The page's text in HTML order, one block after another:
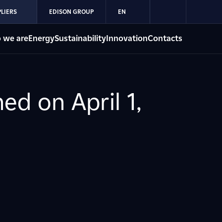
EDISON GROUP EN
we areEnergySustainabilityInnovationContacts
on April 1,